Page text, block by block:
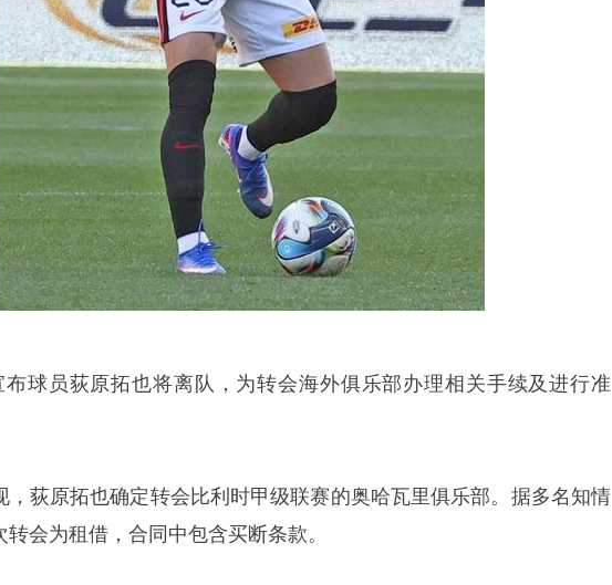
球员荻原拓也将离队，为转会海外俱乐部办理相关手续及进行准
，荻原拓也确定转会比利时甲级联赛的奥哈瓦里俱乐部。据多名知情
转会为租借，合同中包含买断条款。